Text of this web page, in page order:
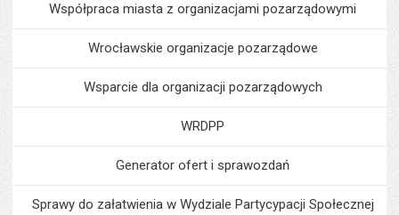
Współpraca miasta z organizacjami pozarządowymi
Wrocławskie organizacje pozarządowe
Wsparcie dla organizacji pozarządowych
WRDPP
Generator ofert i sprawozdań
Sprawy do załatwienia w Wydziale Partycypacji Społecznej